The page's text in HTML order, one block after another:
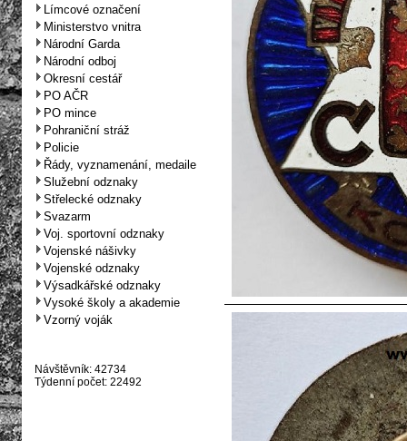
Límcové označení
Ministerstvo vnitra
Národní Garda
Národní odboj
Okresní cestář
PO AČR
PO mince
Pohraniční stráž
Policie
Řády, vyznamenání, medaile
Služební odznaky
Střelecké odznaky
Svazarm
Voj. sportovní odznaky
Vojenské nášivky
Vojenské odznaky
Výsadkářské odznaky
Vysoké školy a akademie
Vzorný voják
Návštěvník: 42734
Týdenní počet: 22492